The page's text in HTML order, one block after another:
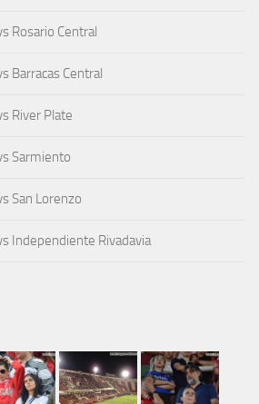
Rosario Central
Barracas Central
River Plate
Sarmiento
San Lorenzo
Independiente Rivadavia